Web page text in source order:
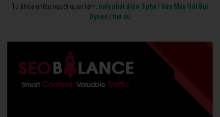
Từ khóa nhiều người quan tâm: máy phát điện 3 pha
Sửa Máy Hút Bụi
Dyson
tivi cũ